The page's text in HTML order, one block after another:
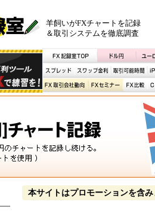
羊飼いがFXチャートを記録
＆取引システムを徹底調査
本サイトはプロモーションを含み